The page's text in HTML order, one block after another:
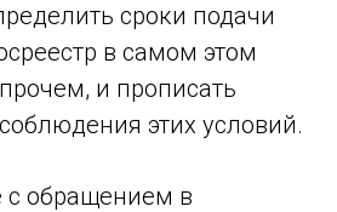
сроки подачи
в самом этом
и прописать
этих условий.
обращением в